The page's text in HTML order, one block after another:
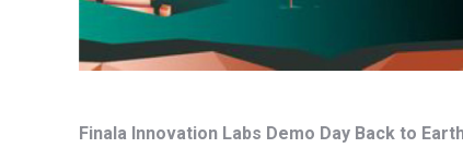
Finala Innovation Labs Demo Day Back to